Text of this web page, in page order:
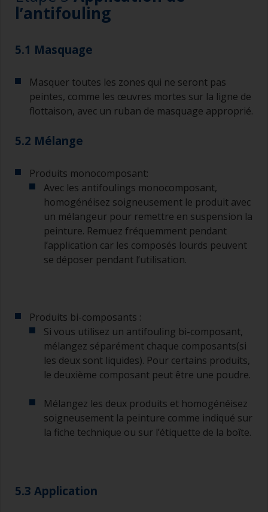
petites zones difficiles d’accès.
Les brosses doivent être de largeur moyenne à
de longues soies souples.
Une brosse plus petite servira à peindre les
contours des endroits difficiles d’accès.
Lavez vos brosses avec le diluant approprié et
pour éviter toute contamination.
La qualité des brosses pour l’application de
primaire est moins importante que celle des
brosses destinées à l’application des sous-
couches ou des finitions.
Pour réduire les marques de brosse, appliquez
dans un récipient approprié afin de pouvoir les
nettoyer si les soies commencent à durcir ou
s’épaissir.
Autres conseils utiles :
l’application , c’est que la peinture est trop
diluée, ou que la quantité déposée est trop
importante.
l’évaporation des solvants. Versez plutôt dans un
l’antifouling
5.1 Masquage
Masquer toutes les zones qui ne seront pas
peintes, comme les œuvres mortes sur la ligne de
flottaison, avec un ruban de masquage approprié.
5.2 Mélange
Produits monocomposant:
Avec les antifoulings monocomposant,
homogénéisez soigneusement le produit avec
un mélangeur pour remettre en suspension la
peinture. Remuez fréquemment pendant
l’application car les composés lourds peuvent
se déposer pendant l’utilisation.
Produits bi-composants :
Si vous utilisez un antifouling bi-composant,
mélangez séparément chaque composants(si
les deux sont liquides). Pour certains produits,
le deuxième composant peut être une poudre.
Mélangez les deux produits et homogénéisez
soigneusement la peinture comme indiqué sur
la fiche technique ou sur l’étiquette de la boîte.
5.3 Application